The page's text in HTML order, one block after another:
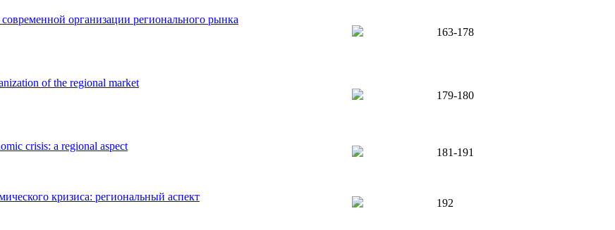
организации регионального рынка
163-178
of the regional market
179-180
crisis: a regional aspect
181-191
кризиса: региональный аспект
192